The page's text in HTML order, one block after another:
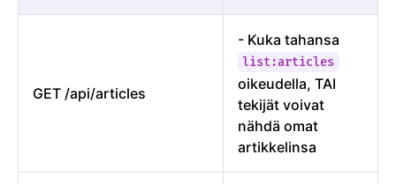
GET /api/articles
- Kuka tahansa
list:articles
oikeudella, TAI
tekijät voivat
nähdä omat
artikkelinsa